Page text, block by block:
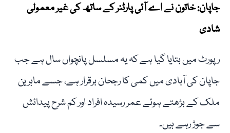
جاپان: خاتون نے اے آئی پارٹنر کے ساتھ کی غیر معمولی
شادی
رپورٹ میں بتایا گیا ہے کہ یہ مسلسل پانچواں سال ہے جب
جاپان کی آبادی میں کمی کا رجحان برقرار ہے، جسے ماہرین
ملک کے بڑھتے ہوئے عمر رسیدہ افراد اور کم شرح پیدائش
سے جوڑ رہے ہیں۔